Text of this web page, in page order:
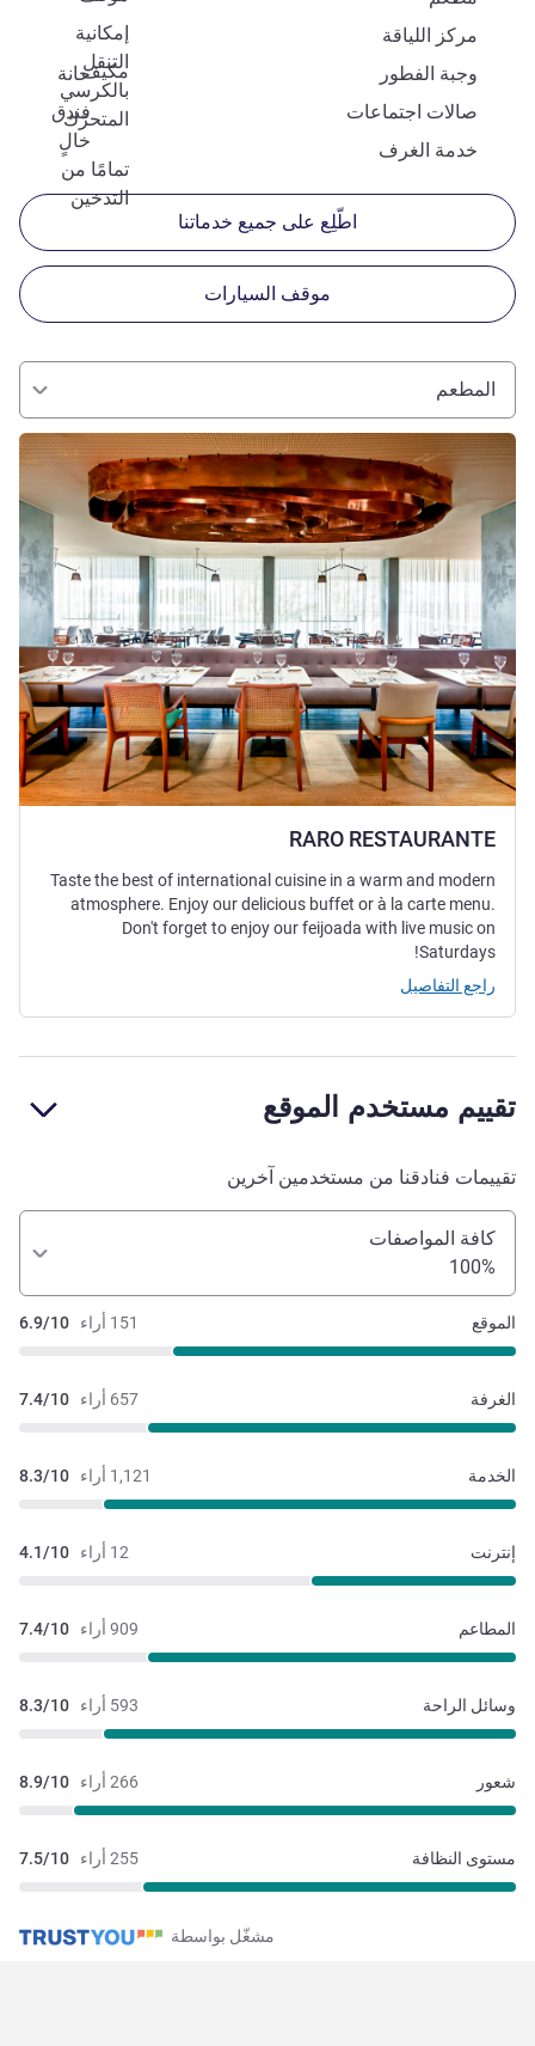
إمكانية
التنقل
بالكرسي
المتحرّك
مركز اللياقة
مكيف
وجبة الفطور
حانة
صالات اجتماعات
فندق
خالٍ
تمامًا من
التدخين
خدمة الغرف
اطّلِع على جميع خدماتنا
موقف السيارات
المطعم
RARO RESTAURANTE
راجع التفاصيل
Taste the best of international cuisine in a warm and modern
atmosphere. Enjoy our delicious buffet or à la carte menu.
Don't forget to enjoy our feijoada with live music on
Saturdays!
راجع التفاصيل
تقييم مستخدم الموقع
تقييمات فنادقنا من مستخدمين آخرين
كافة المواصفات
100%
151 أراء 6.9/10 الموقع
657 أراء 7.4/10 الغرفة
1,121 أراء 8.3/10 الخدمة
12 أراء 4.1/10 إنترنت
909 أراء 7.4/10 المطاعم
593 أراء 8.3/10 وسائل الراحة
266 أراء 8.9/10 شعور
255 أراء 7.5/10 مستوى النظافة
مشغّل بواسطة